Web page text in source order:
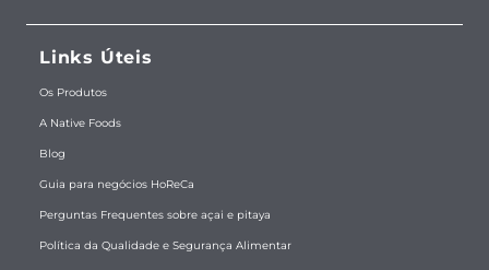
Links Úteis
Os Produtos
A Native Foods
Blog
Guia para negócios HoReCa
Perguntas Frequentes sobre açai e pitaya
Política da Qualidade e Segurança Alimentar